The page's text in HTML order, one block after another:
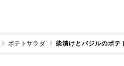
ポテトサラダ 柴漬けとバジルのポテ